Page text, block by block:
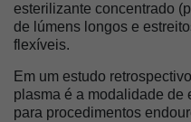
esterilizante concentrado
de lúmens longos e
flexíveis.
Em um estudo
plasma é a modalidade de
para procedimentos